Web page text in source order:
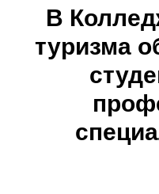
В
туризма